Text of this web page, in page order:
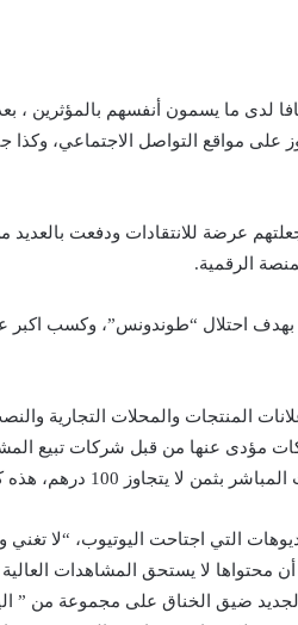
لدى ما يسمون أنفسهم بالمؤثرين ،
على مواقع التواصل الاجتماعي،
عرضة للانتقادات ودفعت بالعديد
الرقمية.
بهدف احتلال “طوندونس”، وكسب اكبر
المنتجات والمحلات التجارية
مؤدى عنها من قبل شركات تبيع
التي اجتاحت اليوتيوب، “لا
محتواها لا يستحق المشاهدات العالية
ضيق الخناق على مجموعة من ”